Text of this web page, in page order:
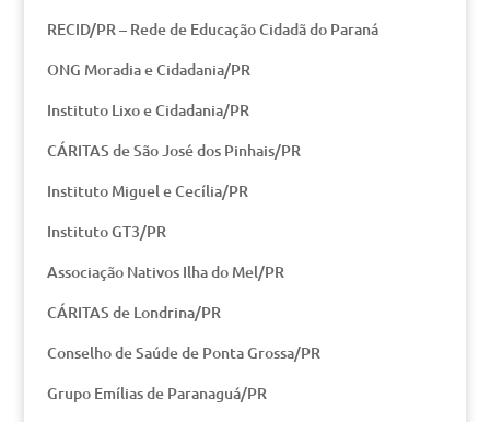
RECID/PR – Rede de Educação Cidadã do Paraná
ONG Moradia e Cidadania/PR
Instituto Lixo e Cidadania/PR
CÁRITAS de São José dos Pinhais/PR
Instituto Miguel e Cecília/PR
Instituto GT3/PR
Associação Nativos Ilha do Mel/PR
CÁRITAS de Londrina/PR
Conselho de Saúde de Ponta Grossa/PR
Grupo Emílias de Paranaguá/PR